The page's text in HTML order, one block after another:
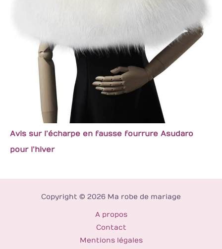
Avis sur l’écharpe en fausse fourrure Asudaro
pour l’hiver
Copyright © 2026 Ma robe de mariage
A propos
Contact
Mentions légales